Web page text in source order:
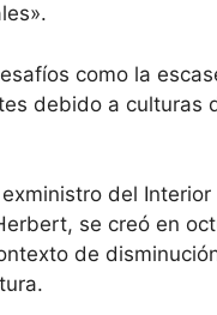
como la
debido a culturas
del
se creó en
de